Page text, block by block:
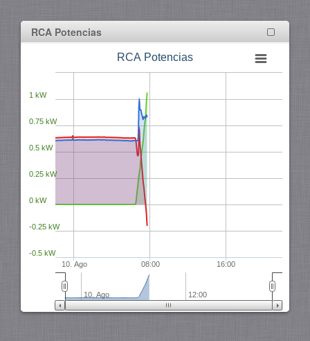
RCA Potencias
RCA Potencias
10. Ago 08:00 16:00
-0.5 kW
0 kW
0.5 kW
1 kW
-0.25 kW
0.25 kW
0.75 kW
10. Ago 12:00